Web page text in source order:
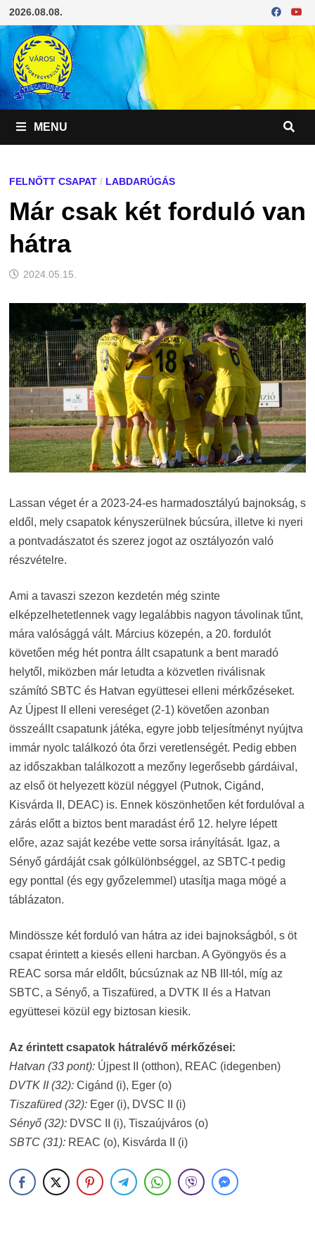
Skip
to
content
2026.08.08.
MENU
FELNŐTT CSAPAT/ LABDARÚGÁS
Már csak két forduló van
hátra
2024.05.15.
Lassan véget ér a 2023-24-es harmadosztályú bajnokság, s
eldől, mely csapatok kényszerülnek búcsúra, illetve ki nyeri
a pontvadászatot és szerez jogot az osztályozón való
részvételre.
Ami a tavaszi szezon kezdetén még szinte
elképzelhetetlennek vagy legalábbis nagyon távolinak tűnt,
mára valósággá vált. Március közepén, a 20. fordulót
követően még hét pontra állt csapatunk a bent maradó
helytől, miközben már letudta a közvetlen riválisnak
számító SBTC és Hatvan együttesei elleni mérkőzéseket.
Az Újpest II elleni vereséget (2-1) követően azonban
összeállt csapatunk játéka, egyre jobb teljesítményt nyújtva
immár nyolc találkozó óta őrzi veretlenségét. Pedig ebben
az időszakban találkozott a mezőny legerősebb gárdáival,
az első öt helyezett közül néggyel (Putnok, Cigánd,
Kisvárda II, DEAC) is. Ennek köszönhetően két fordulóval a
zárás előtt a biztos bent maradást érő 12. helyre lépett
előre, azaz saját kezébe vette sorsa irányítását. Igaz, a
Sényő gárdáját csak gólkülönbséggel, az SBTC-t pedig
egy ponttal (és egy győzelemmel) utasítja maga mögé a
táblázaton.
Mindössze két forduló van hátra az idei bajnokságból, s öt
csapat érintett a kiesés elleni harcban. A Gyöngyös és a
REAC sorsa már eldőlt, búcsúznak az NB III-tól, míg az
SBTC, a Sényő, a Tiszafüred, a DVTK II és a Hatvan
együttesei közül egy biztosan kiesik.
Az érintett csapatok hátralévő mérkőzései:
Hatvan (33 pont): Újpest II (otthon), REAC (idegenben)
DVTK II (32): Cigánd (i), Eger (o)
Tiszafüred (32):Eger (i), DVSC II (i)
Sényő (32):DVSC II (i), Tiszaújváros (o)
SBTC (31): REAC (o), Kisvárda II (i)